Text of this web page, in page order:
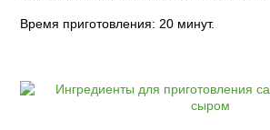
Время приготовления: 20 минут.